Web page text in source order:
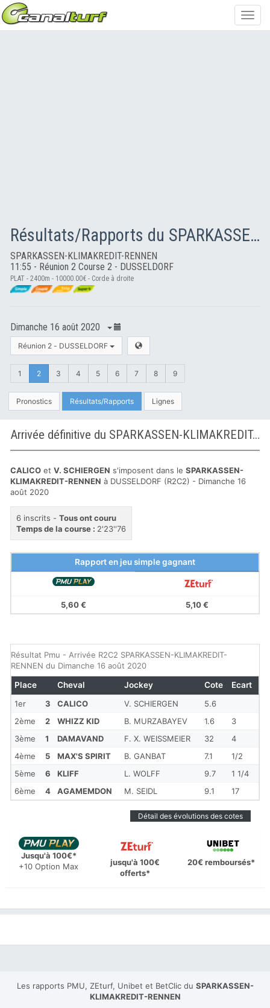
Résultats/Rapports du SPARKASSEN-KLIMAKREDIT-RENNEN
SPARKASSEN-KLIMAKREDIT-RENNEN
11:55 - Réunion 2 Course 2 - DUSSELDORF
PLAT - 2400m - 10000.00€ - Corde à droite
Dimanche 16 août 2020
Réunion 2 - DUSSELDORF
1 2 3 4 5 6 7 8 9
Pronostics Résultats/Rapports Lignes
Arrivée définitive du SPARKASSEN-KLIMAKREDIT-RENNEN à DUSSELDORF
CALICO et V. SCHIERGEN s'imposent dans le SPARKASSEN-
KLIMAKREDIT-RENNEN à DUSSELDORF (R2C2) - Dimanche 16
août 2020
6 inscrits - Tous ont couru
Temps de la course : 2'23''76
Rapport en jeu simple gagnant
5,60 € 5,10 €
Résultat Pmu - Arrivée R2C2 SPARKASSEN-KLIMAKREDIT-
RENNEN du Dimanche 16 août 2020
1er 3 CALICO V. SCHIERGEN
5.6
2ème
2 WHIZZ KID B. MURZABAYEV 1.6
3
3ème
1 DAMAVAND F. X. WEISSMEIER 32
4
4ème
5 MAX'S SPIRIT B. GANBAT 7.1
1/2
5ème
6 KLIFF L. WOLFF 9.7
1 1/4
6ème
4 AGAMEMDON M. SEIDL 9.1 17
Place Cheval Jockey Cote Ecart
Détail des évolutions des cotes
Jusqu'à 100€*
+10 Option Max
jusqu'à 100€
offerts*
20€ remboursés*
Les rapports PMU, ZEturf, Unibet et BetClic du SPARKASSEN-
KLIMAKREDIT-RENNEN